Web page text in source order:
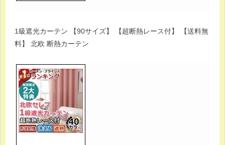
1級遮光カーテン 【90サイズ】 【超断熱レース付】 【送料無
料】 北欧 断熱カーテン